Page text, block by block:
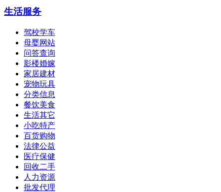
生活服务
驾校学车
母婴网站
问答查询
影楼婚嫁
家居建材
宠物玩具
分类信息
餐饮美食
生活其它
小吃特产
百货购物
法律公益
医疗保健
回收二手
人力资源
批发代理